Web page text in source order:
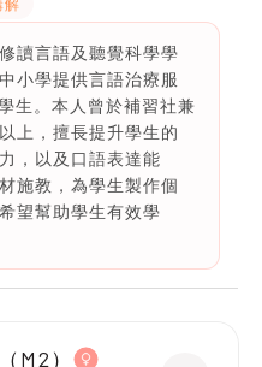
解
讀言語及聽覺科學學
小學提供言語治療服
生。本人曾於補習社兼
上，擅長提升學生的
，以及口語表達能
施教，為學生製作個
望幫助學生有效學
M2）